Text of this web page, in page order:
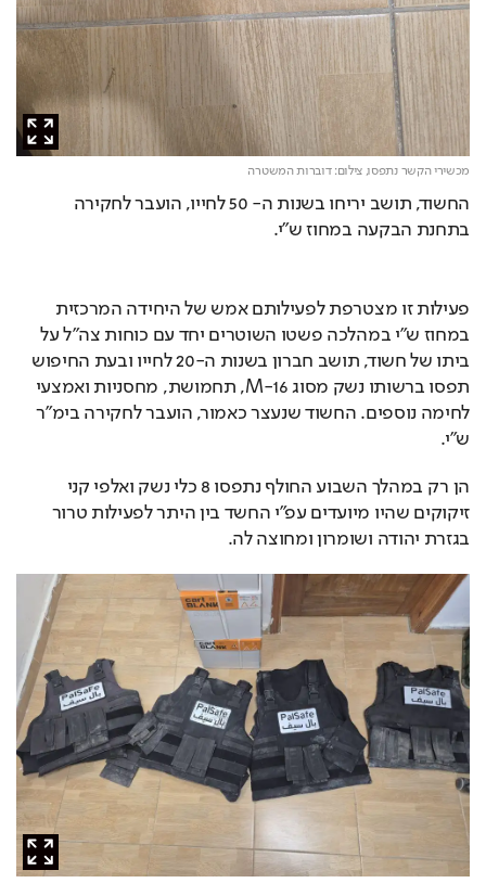
מכשירי הקשר נתפסו, צילום: דוברות המשטרה
בתחנת הבקעה במחוז ש״י.
לחימה נוספים. החשוד שנעצר כאמור, הועבר לחקירה בימ״ר
ש״י.
בגזרת יהודה ושומרון ומחוצה לה.